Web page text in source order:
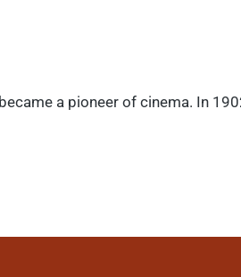
a pioneer of cinema. In